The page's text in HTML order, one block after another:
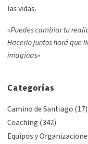
las vidas.
«Puedes cambiar tu
Hacerlo juntos hará que
imaginas»
Categorías
Camino de Santiago (17)
Coaching (342)
Equipos y